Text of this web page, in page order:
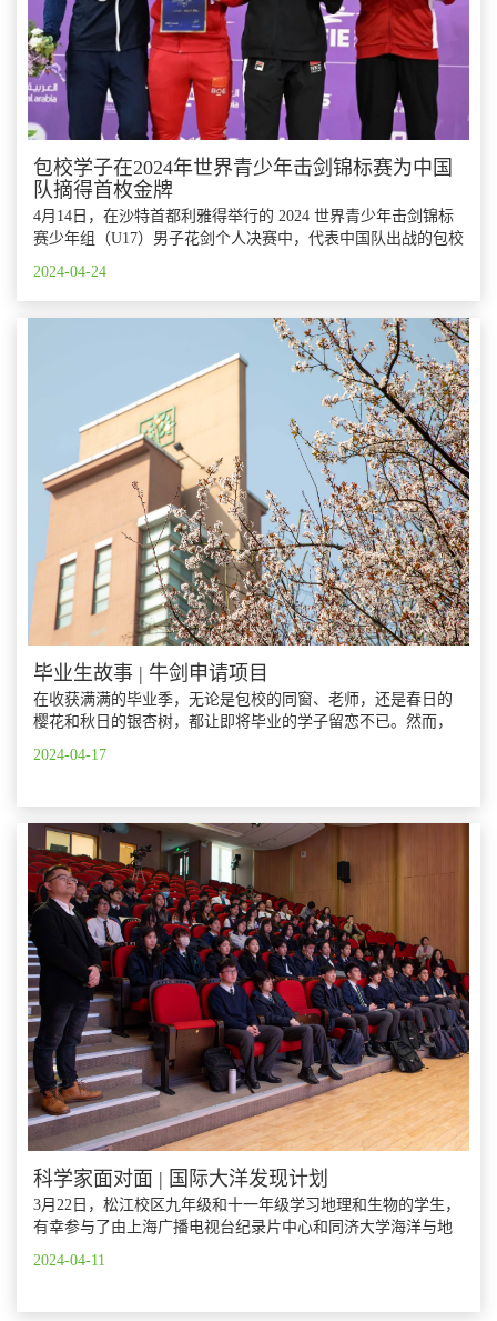
包校学子在2024年世界青少年击剑锦标赛为中国
队摘得首枚金牌
4月14日，在沙特首都利雅得举行的 2024 世界青少年击剑锦标
赛少年组（U17）男子花剑个人决赛中，代表中国队出战的包校
圆了我升国旗、奏国歌、为国争光的梦想。”
2024-04-24
毕业生故事 | 牛剑申请项目
在收获满满的毕业季，无论是包校的同窗、老师，还是春日的
樱花和秋日的银杏树，都让即将毕业的学子留恋不已。然而，
业。升学与生涯指导办公室不仅协助学生了解海内外各类高校
和不同专业以及行业的故事，还根据他们的兴趣和能力提供最
佳的升学建议，为学生提供必要的支持、指导，助力他们顺利
完成大学申请的同时，通过各类工作坊和分享会提升学生的视
野。
2024-04-17
科学家面对面 | 国际大洋发现计划
3月22日，松江校区九年级和十一年级学习地理和生物的学生，
有幸参与了由上海广播电视台纪录片中心和同济大学海洋与地
2024-04-11